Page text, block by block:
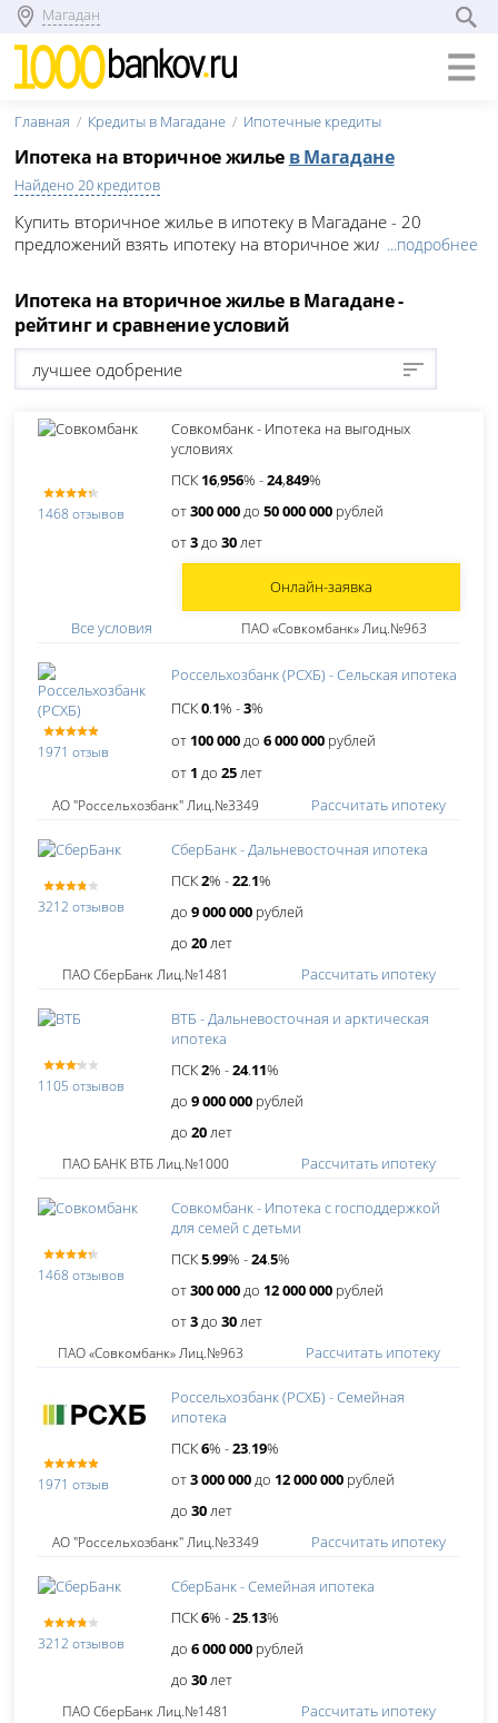
Магадан
Главная Кредиты в Магадане Ипотечные кредиты
Ипотека на вторичное жилье в Магадане
Найдено 20 кредитов
Купить вторичное жилье в ипотеку в Магадане - 20
предложений взять ипотеку на вторичное жилье в банках
ипотеке на вторичное жилье в 2026 году.
...подробнее
Ипотека на вторичное жилье в Магадане -
рейтинг и сравнение условий
лучшее одобрение
1468 отзывов
Совкомбанк - Ипотека на выгодных
условиях
ПСК16,956% -24,849%
от300 000до50 000 000 рублей
от3до30лет
Все условия ПАО «Совкомбанк» Лиц.№963
Онлайн-заявка
1971 отзыв
Россельхозбанк (РСХБ) - Сельская ипотека
ПСК0.1% -3%
от 100 000до6 000 000 рублей
от 1 до25лет
АО "Россельхозбанк" Лиц.№3349 Рассчитать ипотеку
3212 отзывов
СберБанк - Дальневосточная ипотека
ПСК2% -22.1%
до9 000 000 рублей
до20лет
ПАО СберБанк Лиц.№1481 Рассчитать ипотеку
1105 отзывов
ВТБ - Дальневосточная и арктическая
ипотека
ПСК2% -24.11%
до9 000 000 рублей
до20лет
ПАО БАНК ВТБ Лиц.№1000 Рассчитать ипотеку
1468 отзывов
Совкомбанк - Ипотека с господдержкой
для семей с детьми
ПСК5.99% -24.5%
от300 000до 12 000 000 рублей
от3до30лет
ПАО «Совкомбанк» Лиц.№963 Рассчитать ипотеку
1971 отзыв
Россельхозбанк (РСХБ) - Семейная
ипотека
ПСК6% -23.19%
от3 000 000до 12 000 000 рублей
до30лет
АО "Россельхозбанк" Лиц.№3349 Рассчитать ипотеку
3212 отзывов
СберБанк - Семейная ипотека
ПСК6% -25.13%
до6 000 000 рублей
до30лет
ПАО СберБанк Лиц.№1481 Рассчитать ипотеку